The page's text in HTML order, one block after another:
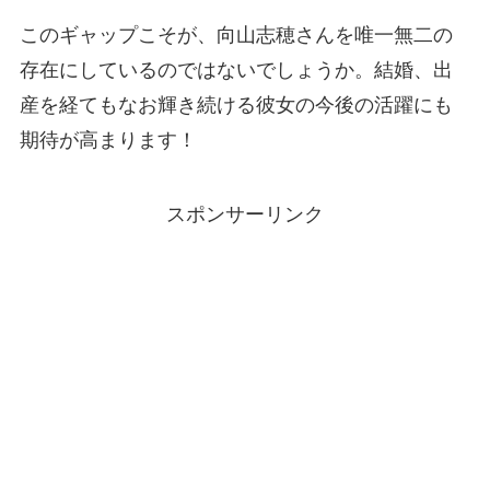
このギャップこそが、向山志穂さんを唯一無二の
存在にしているのではないでしょうか。結婚、出
産を経てもなお輝き続ける彼女の今後の活躍にも
期待が高まります！
スポンサーリンク